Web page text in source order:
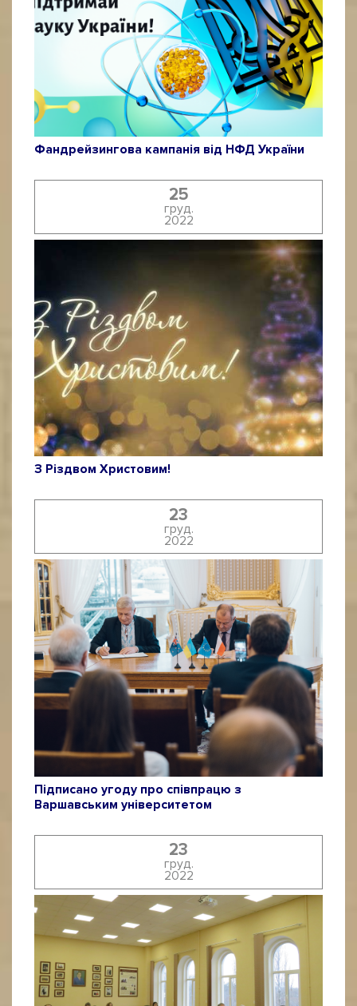
Фандрейзингова кампанія від НФД України
25
груд.
2022
З Різдвом Христовим!
23
груд.
2022
Підписано угоду про співпрацю з
Варшавським університетом
23
груд.
2022